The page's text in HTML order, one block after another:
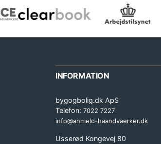
INFORMATION
bygogbolig.dk ApS
Telefon: 7022 7227
info@anmeld-haandvaerker.dk
Usserød Kongevej 80